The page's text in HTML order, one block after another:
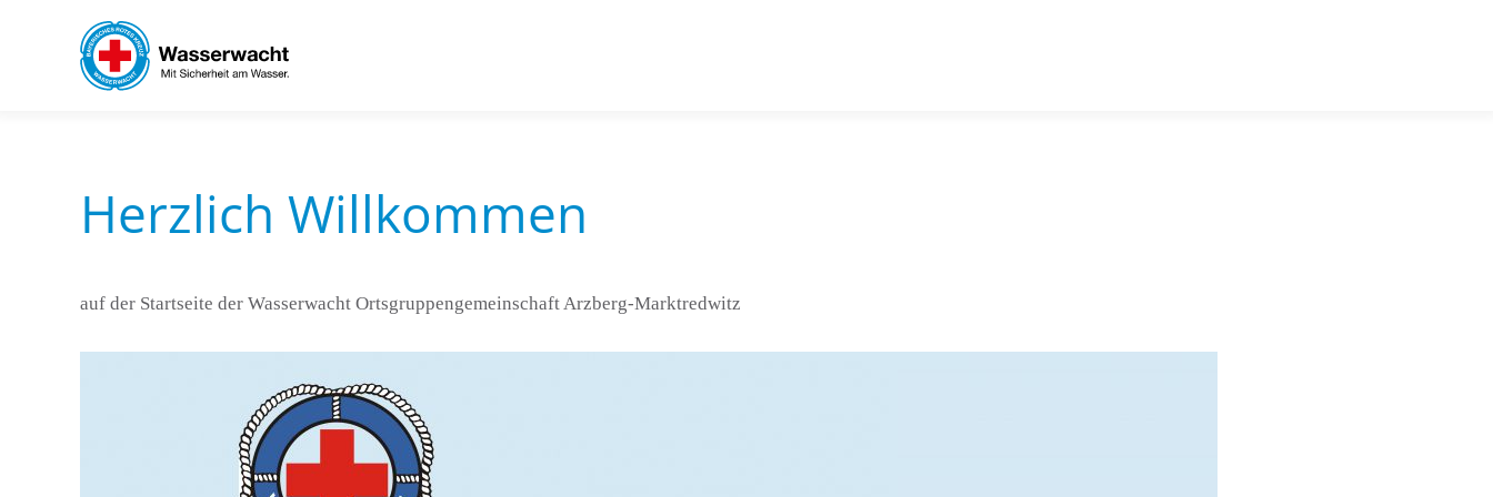
Skip to main content
Herz­lich Will­kom­men
auf der Start­sei­te der Was­ser­wacht Orts­grup­pen­ge­mein­schaft Arz­berg-Markt­red­witz